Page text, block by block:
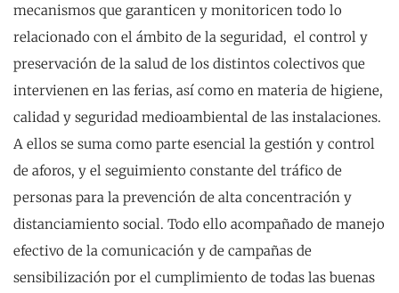
mecanismos que garanticen y monitoricen todo lo
relacionado con el ámbito de la seguridad, el control y
preservación de la salud de los distintos colectivos que
intervienen en las ferias, así como en materia de higiene,
calidad y seguridad medioambiental de las instalaciones.
A ellos se suma como parte esencial la gestión y control
de aforos, y el seguimiento constante del tráfico de
personas para la prevención de alta concentración y
distanciamiento social. Todo ello acompañado de manejo
efectivo de la comunicación y de campañas de
sensibilización por el cumplimiento de todas las buenas